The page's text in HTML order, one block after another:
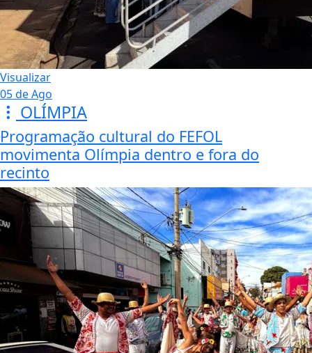
Visualizar
05 de Ago
OLÍMPIA
Programação cultural do FEFOL
movimenta Olímpia dentro e fora do
recinto